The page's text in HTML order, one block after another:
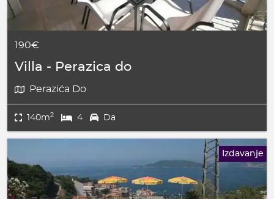
190€
Villa - Perazica do
Perazića Do
140m2 4 Da
Izdavanje